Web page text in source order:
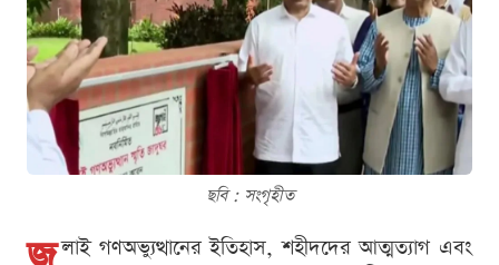
ছবি : সংগৃহীত
লাই গণঅভ্যুত্থানের ইতিহাস, শহীদদের আত্মত্যাগ এবং